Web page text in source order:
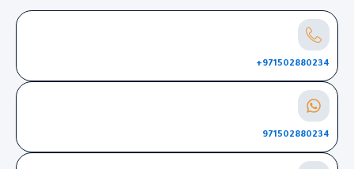
971502880234+
971502880234